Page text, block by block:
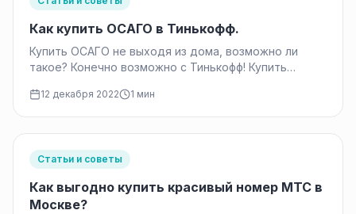
Как купить ОСАГО в Тинькофф.
Купить ОСАГО не выходя из дома, возможно ли
такое? Конечно возможно с Тинькофф! Купить
12 декабря 2022 1 мин
Статьи и советы
Как выгодно купить красивый номер МТС в
Москве?